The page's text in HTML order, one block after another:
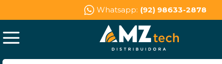
Whatsapp: (92) 98633-2878